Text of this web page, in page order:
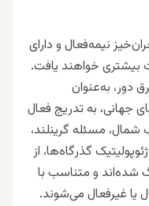
نیمه‌فعال و دارای
بیشتری خواهند یافت.
دور، به‌عنوان
جهانی، به تدریج فعال
مسئله گرینلند،
گذرگاه‌ها، از
شده‌اند و متناسب با
یا غیرفعال می‌شوند.